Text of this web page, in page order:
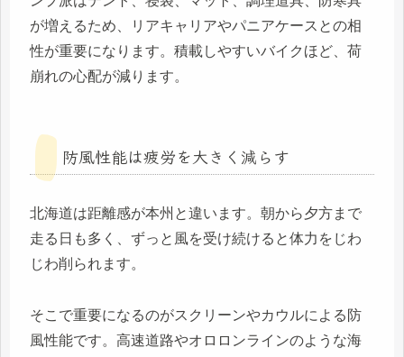
が増えるため、リアキャリアやパニアケースとの相
性が重要になります。積載しやすいバイクほど、荷
崩れの心配が減ります。
防風性能は疲労を大きく減らす
北海道は距離感が本州と違います。朝から夕方まで
走る日も多く、ずっと風を受け続けると体力をじわ
じわ削られます。
そこで重要になるのがスクリーンやカウルによる防
風性能です。高速道路やオロロンラインのような海